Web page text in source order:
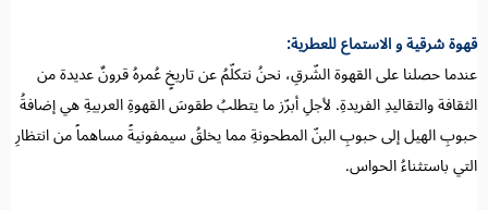
قهوة شرقية و الاستماع للعطرية:
عندما حصلنا على القهوة الشّرقِ، نحنُ نتكلّمُ عن تاريخٍ عُمرهُ قرونٌ عديدة من
الثقافة والتقاليدِ الفريدةِ. لأجلِ أبرّز ما يتطلبُ طقوسَ القهوةِ العربيةِ هي إضافةُ
حبوبِ الهيل إلى حبوبِ البنّ المطحونةِ مما يخلقُ سيمفونيةً مساهماً من انتظارِ
التي باستثناءُ الحواس.